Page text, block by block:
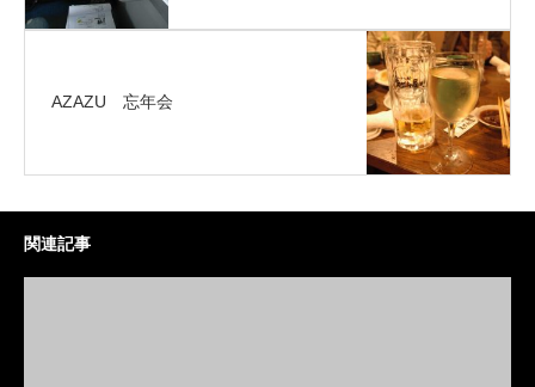
AZAZU 忘年会
関連記事